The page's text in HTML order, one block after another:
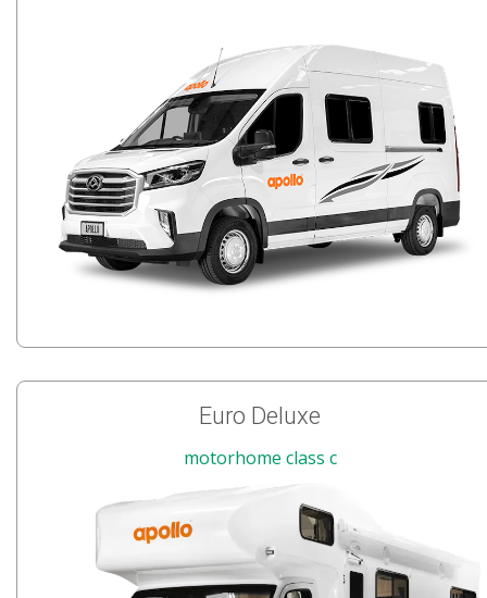
Euro Deluxe
motorhome class c